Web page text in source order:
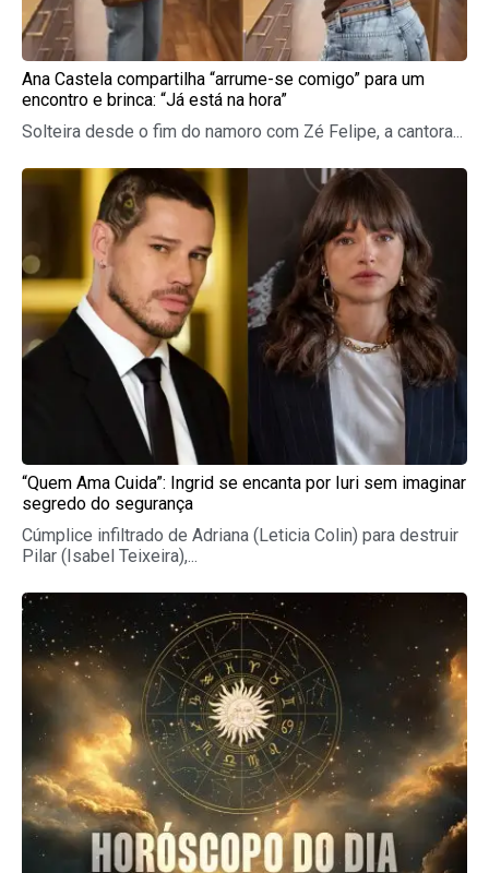
Ana Castela compartilha “arrume-se comigo” para um
encontro e brinca: “Já está na hora”
Solteira desde o fim do namoro com Zé Felipe, a cantora...
“Quem Ama Cuida”: Ingrid se encanta por Iuri sem imaginar
segredo do segurança
Cúmplice infiltrado de Adriana (Leticia Colin) para destruir
Pilar (Isabel Teixeira),...